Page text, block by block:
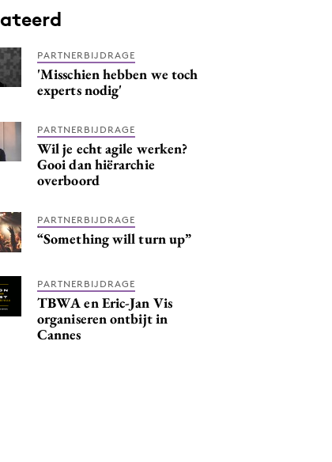
PARTNERBIJDRAGE
'Misschien hebben we toch
experts nodig'
PARTNERBIJDRAGE
Wil je echt agile werken?
Gooi dan hiërarchie
overboord
PARTNERBIJDRAGE
“Something will turn up”
PARTNERBIJDRAGE
TBWA en Eric-Jan Vis
organiseren ontbijt in
Cannes